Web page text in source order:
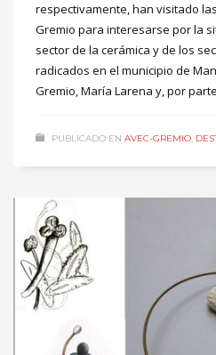
respectivamente, han visitado
Gremio para interesarse por la
sector de la cerámica y de los
radicados en el municipio de
Gremio, María Larena y, por parte
PUBLICADO EN AVEC-GREMIO,